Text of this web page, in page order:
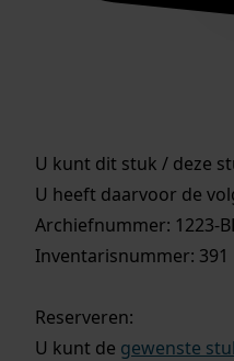
U kunt dit stuk / deze
U heeft daarvoor de
Archiefnummer: 1223-
Inventarisnummer: 391
Reserveren:
U kunt de gewenste